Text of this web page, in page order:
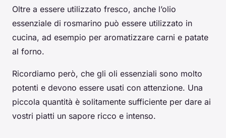
Oltre a essere utilizzato fresco, anche l’olio
essenziale di rosmarino può essere utilizzato in
cucina, ad esempio per aromatizzare carni e patate
al forno.
Ricordiamo però, che gli oli essenziali sono molto
potenti e devono essere usati con attenzione. Una
piccola quantità è solitamente sufficiente per dare ai
vostri piatti un sapore ricco e intenso.